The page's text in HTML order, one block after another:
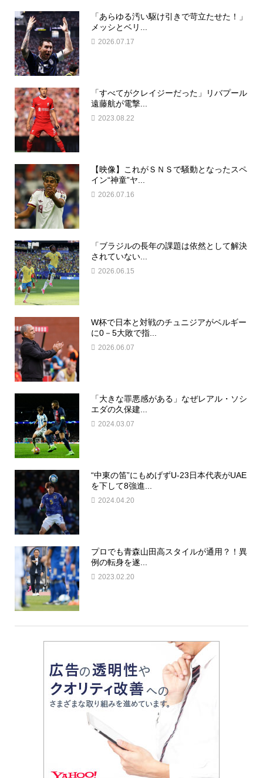
「あらゆる汚い駆け引きで苛立たせた！」
メッシとベリ...
2026.07.17
「すべてがクレイジーだった」リバプール
遠藤航が電撃...
2023.08.22
【映像】これがＳＮＳで騒動となったスペ
イン“神童”ヤ...
2026.07.16
「ブラジルの長年の課題は依然として解決
されていない...
2026.06.15
W杯で日本と対戦のチュニジアがベルギー
に0－5大敗で指...
2026.06.07
「大きな罪悪感がある」なぜレアル・ソシ
エダの久保建...
2024.03.07
“中東の笛”にもめげずU-23日本代表がUAE
を下して8強進...
2024.04.20
プロでも青森山田高スタイルが通用？！異
例の転身を遂...
2023.02.20